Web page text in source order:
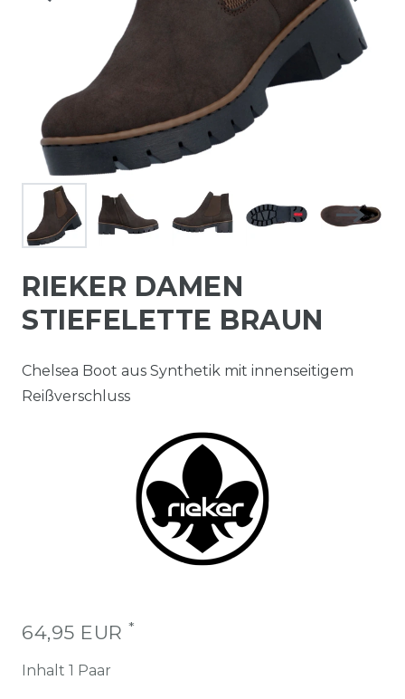
RIEKER DAMEN
STIEFELETTE BRAUN
Chelsea Boot aus Synthetik mit innenseitigem
Reißverschluss
64,95 EUR *
Inhalt 1 Paar